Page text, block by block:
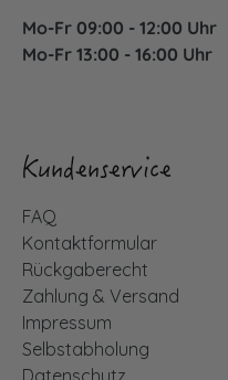
Mo-Fr 09:00 - 12:00 Uhr
Mo-Fr 13:00 - 16:00 Uhr
Kundenservice
FAQ
Kontaktformular
Rückgaberecht
Zahlung & Versand
Impressum
Selbstabholung
Datenschutz